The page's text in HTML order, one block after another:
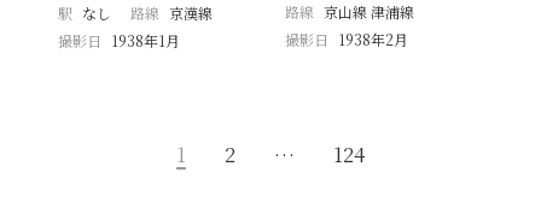
駅 なし 路線 京漢線
撮影日
1938年1月
路線 京山線 津浦線
撮影日
1938年2月
1 2 … 124